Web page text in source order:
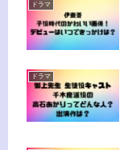
ドラマ
ドラマ